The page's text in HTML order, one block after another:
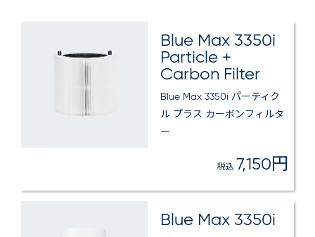
Blue Max 3350i
Particle +
Carbon Filter
Blue Max 3350i パーティク
ル プラス カーボンフィルタ
ー
税込 7,150円
Blue Max 3350i